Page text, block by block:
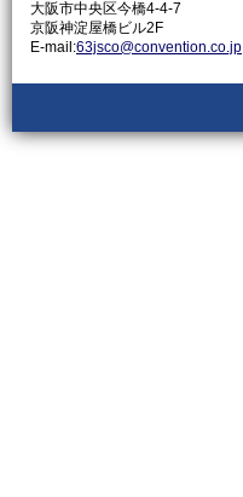
大阪市中央区今橋4-4-7
京阪神淀屋橋ビル2F
E-mail:63jsco@convention.co.jp